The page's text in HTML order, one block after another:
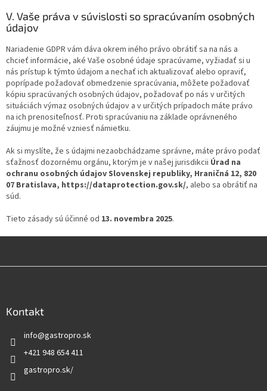
V. Vaše práva v súvislosti so spracúvaním osobných
údajov
Nariadenie GDPR vám dáva okrem iného právo obrátiť sa na nás a
chcieť informácie, aké Vaše osobné údaje spracúvame, vyžiadať si u
nás prístup k týmto údajom a nechať ich aktualizovať alebo opraviť,
poprípade požadovať obmedzenie spracúvania, môžete požadovať
kópiu spracúvaných osobných údajov, požadovať po nás v určitých
situáciách výmaz osobných údajov a v určitých prípadoch máte právo
na ich prenositeľnosť. Proti spracúvaniu na základe oprávneného
záujmu je možné vzniesť námietku.
Ak si myslíte, že s údajmi nezaobchádzame správne, máte právo podať
sťažnosť dozornému orgánu, ktorým je v našej jurisdikcii Úrad na
ochranu osobných údajov Slovenskej republiky, Hraničná 12, 820
07 Bratislava, https://dataprotection.gov.sk/, alebo sa obrátiť na
súd.
Tieto zásady sú účinné od 13. novembra 2025.
Kontakt
info@gastropro.sk
+421 948 654 411
gastropro.sk/